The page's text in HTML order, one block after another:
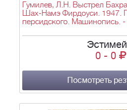
Гумилев, Л.Н. Выстрел
Шах-Намэ Фирдоуси. 1947.
персидского. Машинопись.
0 - 0
Посмотреть